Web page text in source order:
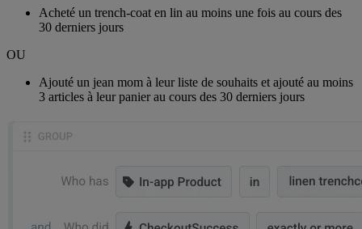
Acheté un trench-coat en lin au moins une fois au cours des
30 derniers jours
OU
Ajouté un jean mom à leur liste de souhaits et ajouté au moins
3 articles à leur panier au cours des 30 derniers jours